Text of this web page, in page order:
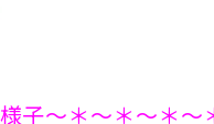
子～＊～＊～＊～